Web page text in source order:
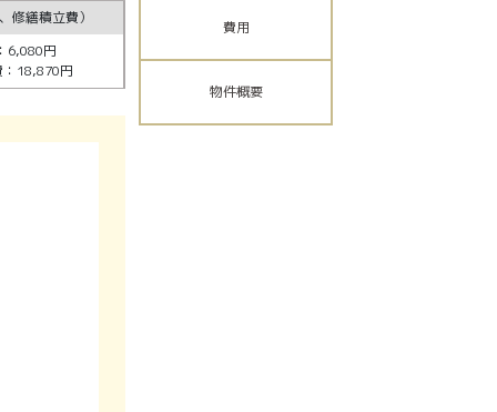
修繕積立費）
6,080円
18,870円
費用
物件概要